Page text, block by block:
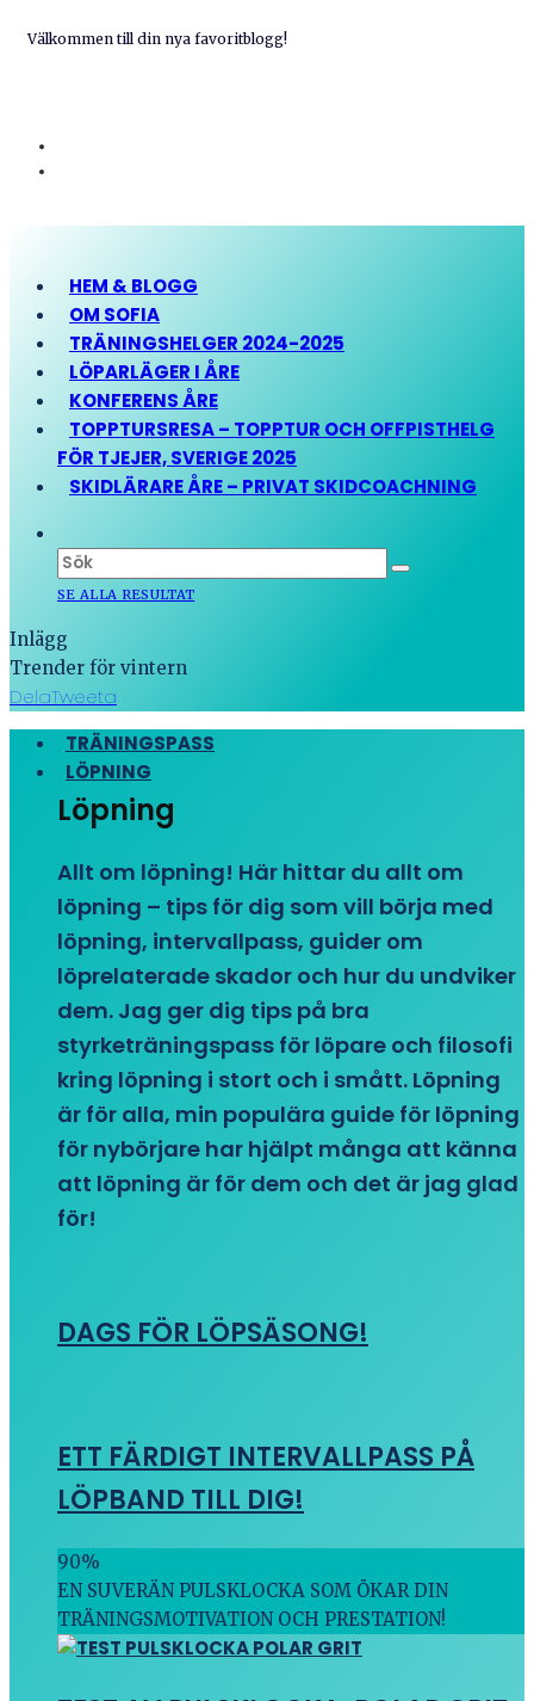
Välkommen till din nya favoritblogg!
HEM & BLOGG
OM SOFIA
TRÄNINGSHELGER 2024-2025
LÖPARLÄGER I ÅRE
KONFERENS ÅRE
TOPPTURSRESA – TOPPTUR OCH OFFPISTHELG
FÖR TJEJER, SVERIGE 2025
SKIDLÄRARE ÅRE – PRIVAT SKIDCOACHNING
SE ALLA RESULTAT
Inlägg
Trender för vintern
DelaTweeta
TRÄNINGSPASS
LÖPNING
Löpning
Allt om löpning! Här hittar du allt om
löpning – tips för dig som vill börja med
löpning, intervallpass, guider om
löprelaterade skador och hur du undviker
dem. Jag ger dig tips på bra
styrketräningspass för löpare och filosofi
kring löpning i stort och i smått. Löpning
är för alla, min populära guide för löpning
för nybörjare har hjälpt många att känna
att löpning är för dem och det är jag glad
för!
DAGS FÖR LÖPSÄSONG!
ETT FÄRDIGT INTERVALLPASS PÅ
LÖPBAND TILL DIG!
90%
EN SUVERÄN PULSKLOCKA SOM ÖKAR DIN
TRÄNINGSMOTIVATION OCH PRESTATION!